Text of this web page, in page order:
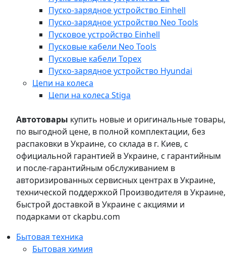
Пуско-зарядное устройство Einhell
Пуско-зарядное устройство Neo Tools
Пусковое устройство Einhell
Пусковые кабели Neo Tools
Пусковые кабели Topex
Пуско-зарядное устройство Hyundai
Цепи на колеса
Цепи на колеса Stiga
Автотовары купить новые и оригинальные товары,
по выгодной цене, в полной комплектации, без
распаковки в Украине, со склада в г. Киев, с
официальной гарантией в Украине, с гарантийным
и после-гарантийным обслуживанием в
авторизированных сервисных центрах в Украине,
технической поддержкой Производителя в Украине,
быстрой доставкой в Украине с акциями и
подарками от ckapbu.com
Бытовая техника
Бытовая химия